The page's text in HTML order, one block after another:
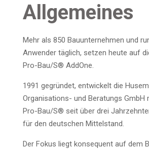
All­ge­mei­nes
Mehr als 850 Bau­un­ter­neh­men und
Anwen­der täg­lich, set­zen heu­te auf
Pro-Bau/S® AddOne.
1991 gegrün­det, ent­wi­ckelt die
Orga­ni­sa­ti­ons- und Bera­tungs GmbH
Pro-Bau/S® seit über drei
für den deut­schen Mittelstand.
Der Fokus liegt kon­se­quent auf dem